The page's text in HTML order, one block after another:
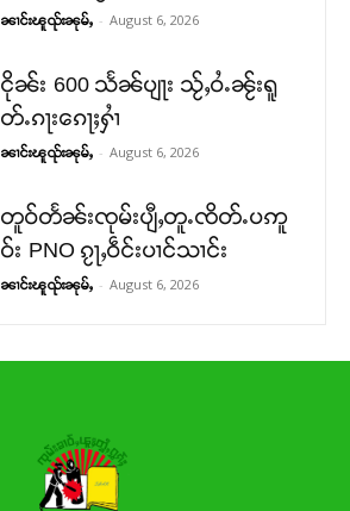
ၼၢင်းၽူၺ်းၼုမ်ႇ - August 6, 2026
ငိုၼ်း 600 သႅၼ်ပျႃး သႂ်ႇဝႆႉၼႂ်းရူ
တ်ႉၵႃးၵေႃႈႁၢႆ
ၼၢင်းၽူၺ်းၼုမ်ႇ - August 6, 2026
တူဝ်တႅၼ်းၸုမ်းပျီႇတူႉၸိတ်ႉပဢူ
ဝ်း PNO ၵႂႃႇဝဵင်းပၢင်သၢင်း
ၼၢင်းၽူၺ်းၼုမ်ႇ - August 6, 2026